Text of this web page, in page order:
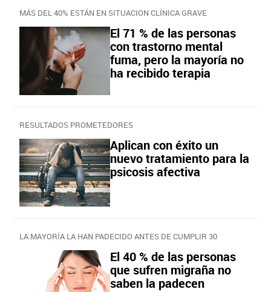
MÁS DEL 40% ESTÁN EN SITUACION CLÍNICA GRAVE
El 71 % de las personas
con trastorno mental
fuma, pero la mayoría no
ha recibido terapia
RESULTADOS PROMETEDORES
Aplican con éxito un
nuevo tratamiento para la
psicosis afectiva
LA MAYORÍA LA HAN PADECIDO ANTES DE CUMPLIR 30
El 40 % de las personas
que sufren migraña no
saben la padecen